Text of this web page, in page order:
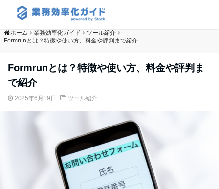
ホーム 業務効率化ガイド
ツール紹介
Formrunとは？特徴や使い方、料金や評判まで紹介
Formrunとは？特徴や使い方、料金や評判ま
で紹介
2025年6月19日 ツール紹介